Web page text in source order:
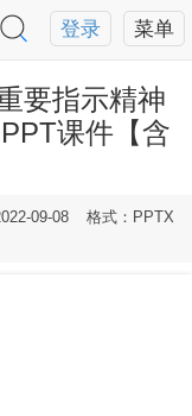
菜单
登录
要指示精神
课件【含
09-08
格式：PPTX